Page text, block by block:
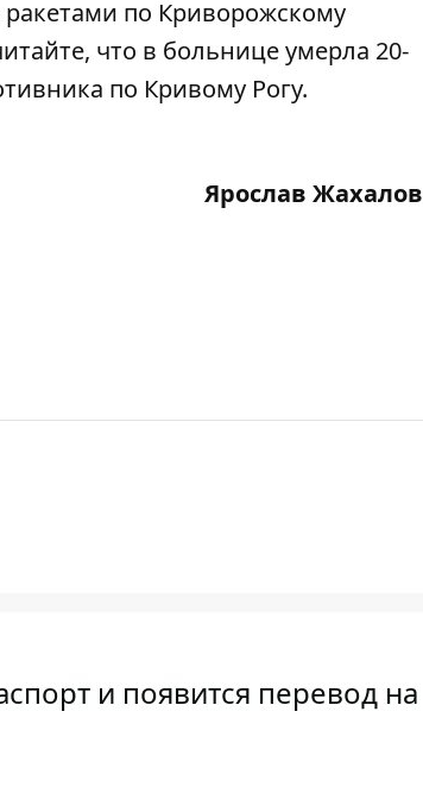
по Криворожскому
что в больницеумерла 20-
по Кривому Рогу.
Ярослав Жахалов
и появится перевод на